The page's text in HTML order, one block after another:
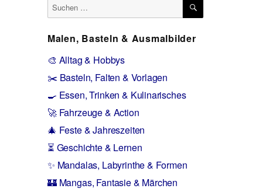
Suchen
nach:
Malen, Basteln & Ausmalbilder
🎨 Alltag & Hobbys
✂️ Basteln, Falten & Vorlagen
🍳 Essen, Trinken & Kulinarisches
🚀 Fahrzeuge & Action
🎄 Feste & Jahreszeiten
⏳ Geschichte & Lernen
✨ Mandalas, Labyrinthe & Formen
🏰 Mangas, Fantasie & Märchen